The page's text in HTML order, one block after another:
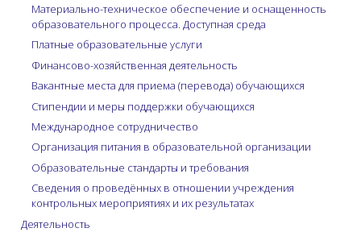
Материально-техническое обеспечение и оснащенность
образовательного процесса. Доступная среда
Платные образовательные услуги
Финансово-хозяйственная деятельность
Вакантные места для приема (перевода) обучающихся
Стипендии и меры поддержки обучающихся
Международное сотрудничество
Организация питания в образовательной организации
Образовательные стандарты и требования
Сведения о проведённых в отношении учреждения
контрольных мероприятиях и их результатах
Деятельность